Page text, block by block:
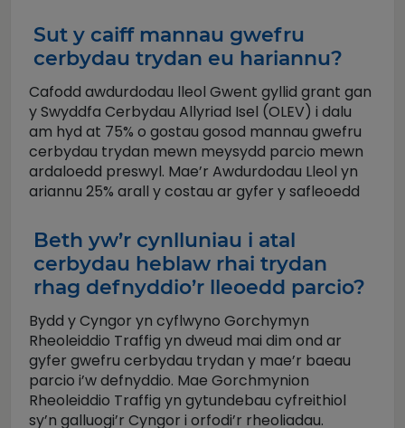
Sut y caiff mannau gwefru
cerbydau trydan eu hariannu?
Cafodd awdurdodau lleol Gwent gyllid grant gan
y Swyddfa Cerbydau Allyriad Isel (OLEV) i dalu
am hyd at 75% o gostau gosod mannau gwefru
cerbydau trydan mewn meysydd parcio mewn
ardaloedd preswyl. Mae’r Awdurdodau Lleol yn
ariannu 25% arall y costau ar gyfer y safleoedd
Beth yw’r cynlluniau i atal
cerbydau heblaw rhai trydan
rhag defnyddio’r lleoedd parcio?
Bydd y Cyngor yn cyflwyno Gorchymyn
Rheoleiddio Traffig yn dweud mai dim ond ar
gyfer gwefru cerbydau trydan y mae’r baeau
parcio i’w defnyddio. Mae Gorchmynion
Rheoleiddio Traffig yn gytundebau cyfreithiol
sy’n galluogi’r Cyngor i orfodi’r rheoliadau.